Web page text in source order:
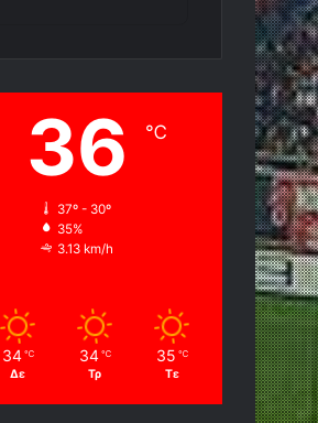
36 ℃
37º - 30º
35%
3.13 km/h
34 ℃
Δε
34 ℃
Τρ
35 ℃
Τε